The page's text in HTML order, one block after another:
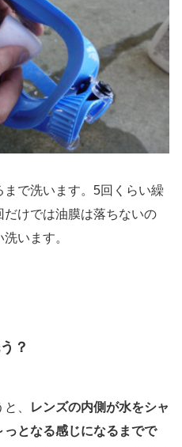
で洗います。5回くらい繰
だけでは油膜は落ちないの
います。
？
、
レンズの内側が水をシャ
となる感じになるまでで